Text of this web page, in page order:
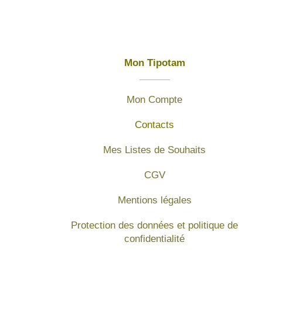
Mon Tipotam
Mon Compte
Contacts
Mes Listes de Souhaits
CGV
Mentions légales
Protection des données et politique de
confidentialité